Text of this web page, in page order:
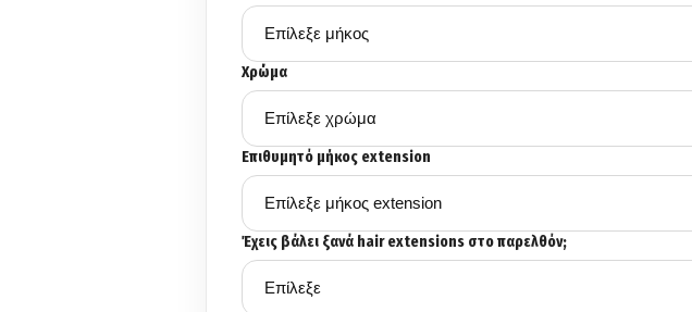
Χρώμα
Επιθυμητό μήκος extension
Έχεις βάλει ξανά hair extensions στο παρελθόν;